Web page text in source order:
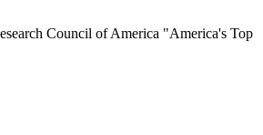
Council of America "America's Top